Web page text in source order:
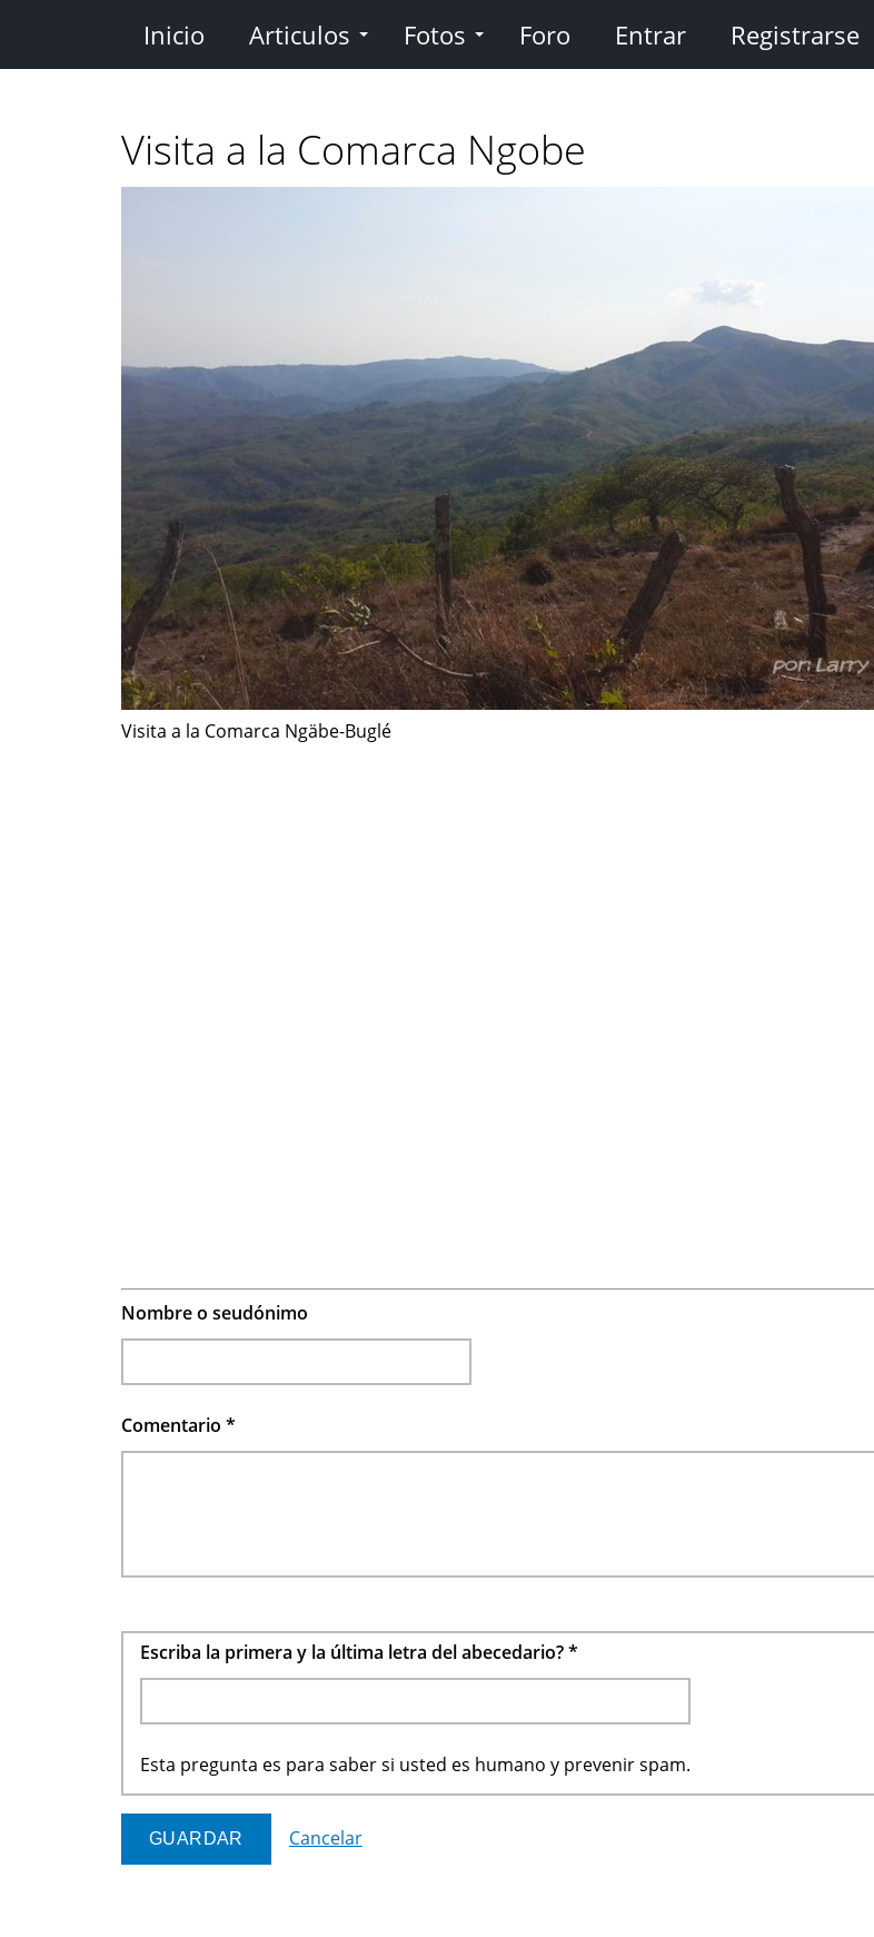
contenido
Inicio Articulos Fotos Foro Entrar Registrarse
Visita a la Comarca Ngobe
Visita a la Comarca Ngäbe-Buglé
Nombre o seudónimo
Comentario *
Escriba la primera y la última letra del abecedario?*
Esta pregunta es para saber si usted es humano y prevenir spam.
Cancelar